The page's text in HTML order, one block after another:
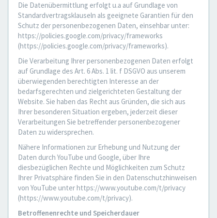
Die Datenübermittlung erfolgt u.a auf Grundlage von
Standardvertragsklauseln als geeignete Garantien für den
Schutz der personenbezogenen Daten, einsehbar unter:
https://policies.google.com/privacy/frameworks
(https://policies.google.com/privacy/frameworks).
Die Verarbeitung Ihrer personenbezogenen Daten erfolgt
auf Grundlage des Art. 6 Abs. 1 lit. f DSGVO aus unserem
überwiegenden berechtigten Interesse an der
bedarfsgerechten und zielgerichteten Gestaltung der
Website. Sie haben das Recht aus Gründen, die sich aus
Ihrer besonderen Situation ergeben, jederzeit dieser
Verarbeitungen Sie betreffender personenbezogener
Daten zu widersprechen.
Nähere Informationen zur Erhebung und Nutzung der
Daten durch YouTube und Google, über Ihre
diesbezüglichen Rechte und Möglichkeiten zum Schutz
Ihrer Privatsphäre finden Sie in den Datenschutzhinweisen
von YouTube unter https://www.youtube.com/t/privacy
(https://www.youtube.com/t/privacy).
Betroffenenrechte und Speicherdauer